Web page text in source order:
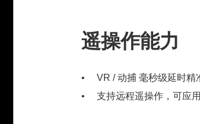
遥操作能力
VR / 动捕 毫秒级延时精
支持远程遥操作，可应